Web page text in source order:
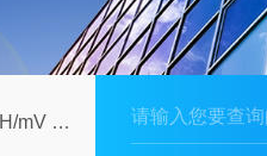
量仪